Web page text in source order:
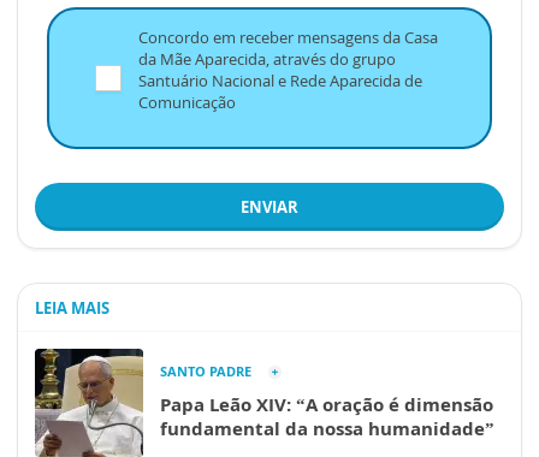
Concordo em receber mensagens da Casa
da Mãe Aparecida, através do grupo
Santuário Nacional e Rede Aparecida de
Comunicação
ENVIAR
LEIA MAIS
SANTO PADRE
Papa Leão XIV: “A oração é dimensão
fundamental da nossa humanidade”